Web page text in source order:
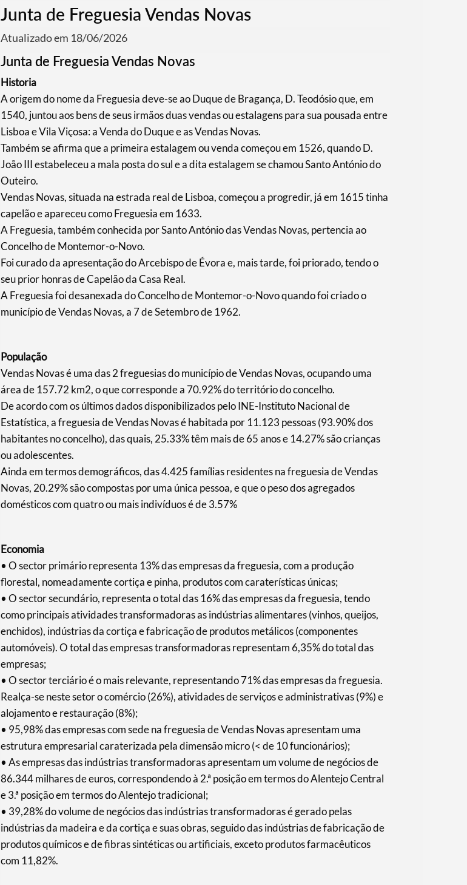
Junta de Freguesia Vendas Novas
Atualizado em 18/06/2026
Junta de Freguesia Vendas Novas
Historia
A origem do nome da Freguesia deve-se ao Duque de Bragança, D. Teodósio que, em
1540, juntou aos bens de seus irmãos duas vendas ou estalagens para sua pousada entre
Lisboa e Vila Viçosa: a Venda do Duque e as Vendas Novas.
Também se afirma que a primeira estalagem ou venda começou em 1526, quando D.
João III estabeleceu a mala posta do sul e a dita estalagem se chamou Santo António do
Outeiro.
Vendas Novas, situada na estrada real de Lisboa, começou a progredir, já em 1615 tinha
capelão e apareceu como Freguesia em 1633.
A Freguesia, também conhecida por Santo António das Vendas Novas, pertencia ao
Concelho de Montemor-o-Novo.
Foi curado da apresentação do Arcebispo de Évora e, mais tarde, foi priorado, tendo o
seu prior honras de Capelão da Casa Real.
A Freguesia foi desanexada do Concelho de Montemor-o-Novo quando foi criado o
município de Vendas Novas, a 7 de Setembro de 1962.
População
Vendas Novas é uma das 2 freguesias do município de Vendas Novas, ocupando uma
área de 157.72 km2, o que corresponde a 70.92% do território do concelho.
De acordo com os últimos dados disponibilizados pelo INE-Instituto Nacional de
Estatística, a freguesia de Vendas Novas é habitada por 11.123 pessoas (93.90% dos
habitantes no concelho), das quais, 25.33% têm mais de 65 anos e 14.27% são crianças
ou adolescentes.
Ainda em termos demográficos, das 4.425 famílias residentes na freguesia de Vendas
Novas, 20.29% são compostas por uma única pessoa, e que o peso dos agregados
domésticos com quatro ou mais indivíduos é de 3.57%
Economia
• O sector primário representa 13% das empresas da freguesia, com a produção
florestal, nomeadamente cortiça e pinha, produtos com caraterísticas únicas;
• O sector secundário, representa o total das 16% das empresas da freguesia, tendo
como principais atividades transformadoras as indústrias alimentares (vinhos, queijos,
enchidos), indústrias da cortiça e fabricação de produtos metálicos (componentes
automóveis). O total das empresas transformadoras representam 6,35% do total das
empresas;
• O sector terciário é o mais relevante, representando 71% das empresas da freguesia.
Realça-se neste setor o comércio (26%), atividades de serviços e administrativas (9%) e
alojamento e restauração (8%);
• 95,98% das empresas com sede na freguesia de Vendas Novas apresentam uma
estrutura empresarial caraterizada pela dimensão micro (< de 10 funcionários);
• As empresas das indústrias transformadoras apresentam um volume de negócios de
86.344 milhares de euros, correspondendo à 2.ª posição em termos do Alentejo Central
e 3.ª posição em termos do Alentejo tradicional;
• 39,28% do volume de negócios das indústrias transformadoras é gerado pelas
indústrias da madeira e da cortiça e suas obras, seguido das indústrias de fabricação de
produtos químicos e de fibras sintéticas ou artificiais, exceto produtos farmacêuticos
com 11,82%.